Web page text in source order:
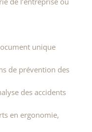
unique
de prévention des
des accidents
en ergonomie,